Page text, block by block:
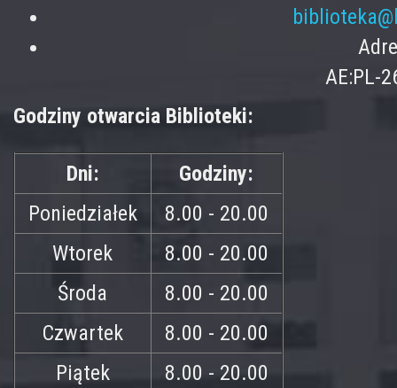
AE:PL-
Godziny otwarcia Biblioteki:
Dni:
Godziny:
Poniedziałek
8.00 - 20.00
Wtorek
8.00 - 20.00
Środa
8.00 - 20.00
Czwartek
8.00 - 20.00
Piątek
8.00 - 20.00